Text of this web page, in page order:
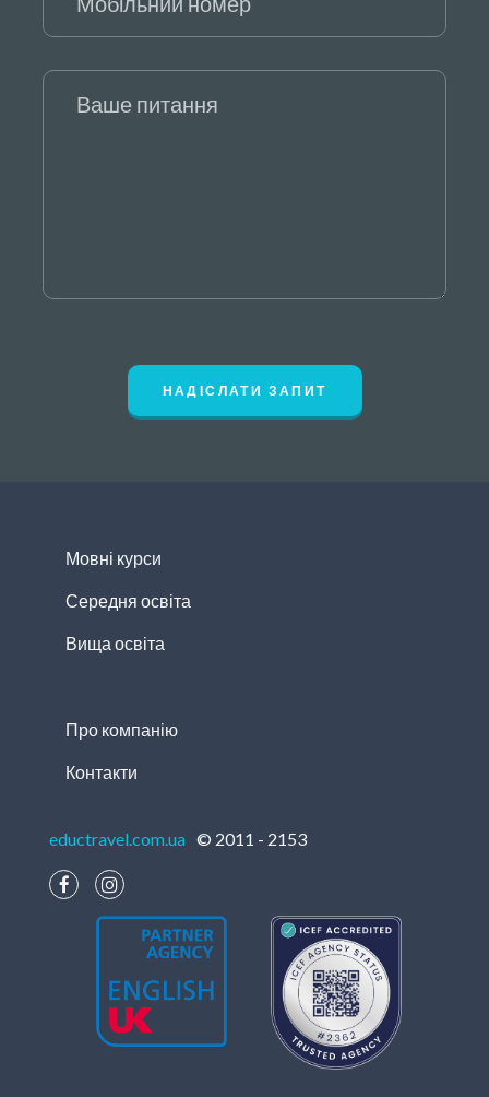
НАДІСЛАТИ ЗАПИТ
Мовні курси
Середня освіта
Вища освіта
Про компанію
Контакти
eductravel.com.ua © 2011 - 2153